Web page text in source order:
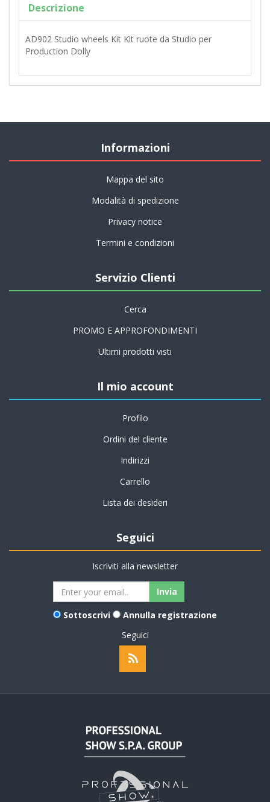
Descrizione
AD902 Studio wheels Kit Kit ruote da Studio per
Production Dolly
Informazioni
Mappa del sito
Modalità di spedizione
Privacy notice
Termini e condizioni
Servizio Clienti
Cerca
PROMO E APPROFONDIMENTI
Ultimi prodotti visti
Il mio account
Profilo
Ordini del cliente
Indirizzi
Carrello
Lista dei desideri
Seguici
Iscriviti alla newsletter
Sottoscrivi
Annulla registrazione
Seguici